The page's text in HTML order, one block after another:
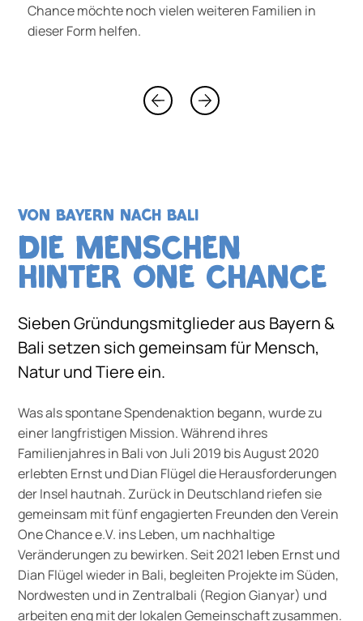
Chance möchte noch vielen weiteren Familien in
dieser Form helfen.
VON BAYERN NACH BALI
DIE MENSCHEN
HINTER ONE CHANCE
Sieben Gründungsmitglieder aus Bayern &
Bali setzen sich gemeinsam für Mensch,
Natur und Tiere ein.
Was als spontane Spendenaktion begann, wurde zu
einer langfristigen Mission. Während ihres
Familienjahres in Bali von Juli 2019 bis August 2020
erlebten Ernst und Dian Flügel die Herausforderungen
der Insel hautnah. Zurück in Deutschland riefen sie
gemeinsam mit fünf engagierten Freunden den Verein
One Chance e.V. ins Leben, um nachhaltige
Veränderungen zu bewirken. Seit 2021 leben Ernst und
Dian Flügel wieder in Bali, begleiten Projekte im Süden,
Nordwesten und in Zentralbali (Region Gianyar) und
arbeiten eng mit der lokalen Gemeinschaft zusammen.